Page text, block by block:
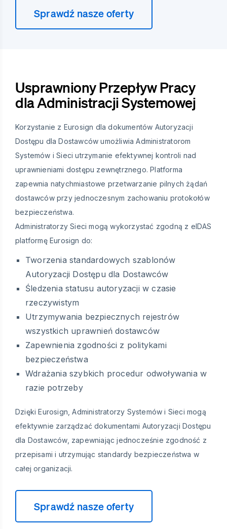
Sprawdź nasze oferty
Usprawniony Przepływ Pracy
dla Administracji Systemowej
Korzystanie z Eurosign dla dokumentów Autoryzacji
Dostępu dla Dostawców umożliwia Administratorom
Systemów i Sieci utrzymanie efektywnej kontroli nad
uprawnieniami dostępu zewnętrznego. Platforma
zapewnia natychmiastowe przetwarzanie pilnych żądań
dostawców przy jednoczesnym zachowaniu protokołów
bezpieczeństwa.
Administratorzy Sieci mogą wykorzystać zgodną z eIDAS
platformę Eurosign do:
Tworzenia standardowych szablonów
Autoryzacji Dostępu dla Dostawców
Śledzenia statusu autoryzacji w czasie
rzeczywistym
Utrzymywania bezpiecznych rejestrów
wszystkich uprawnień dostawców
Zapewnienia zgodności z politykami
bezpieczeństwa
Wdrażania szybkich procedur odwoływania w
razie potrzeby
Dzięki Eurosign, Administratorzy Systemów i Sieci mogą
efektywnie zarządzać dokumentami Autoryzacji Dostępu
dla Dostawców, zapewniając jednocześnie zgodność z
przepisami i utrzymując standardy bezpieczeństwa w
całej organizacji.
Sprawdź nasze oferty